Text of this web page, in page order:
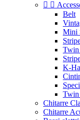
 
Belt
Mini
K-
Twin
Chitarre
Chitarre